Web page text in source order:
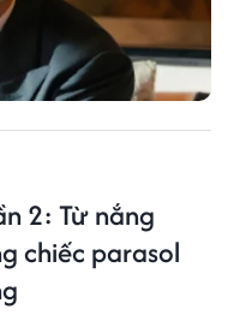
2: Từ nắng
chiếc parasol